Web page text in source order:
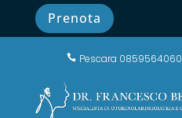
Prenota
 Pescara 0859564060